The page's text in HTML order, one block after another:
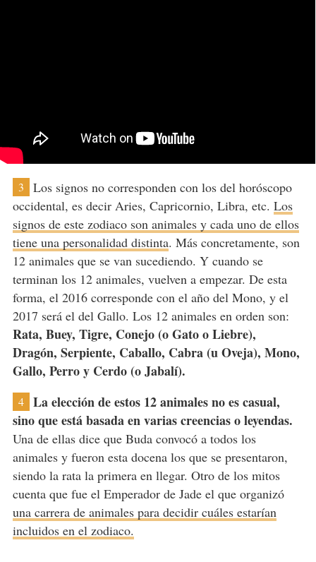
3
Los signos no corresponden con los del horóscopo
occidental, es decir Aries, Capricornio, Libra, etc. Los
signos de este zodiaco son animales y cada uno de ellos
tiene una personalidad distinta. Más concretamente, son
12 animales que se van sucediendo. Y cuando se
terminan los 12 animales, vuelven a empezar. De esta
forma, el 2016 corresponde con el año del Mono, y el
2017 será el del Gallo. Los 12 animales en orden son:
Rata, Buey, Tigre, Conejo (o Gato o Liebre),
Dragón, Serpiente, Caballo, Cabra (u Oveja), Mono,
Gallo, Perro y Cerdo (o Jabalí).
4
La elección de estos 12 animales no es casual,
sino que está basada en varias creencias o leyendas.
Una de ellas dice que Buda convocó a todos los
animales y fueron esta docena los que se presentaron,
siendo la rata la primera en llegar. Otro de los mitos
cuenta que fue el Emperador de Jade el que organizó
una carrera de animales para decidir cuáles estarían
incluidos en el zodiaco.